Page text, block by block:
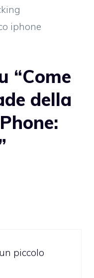
iphone
“Come
della
piccolo